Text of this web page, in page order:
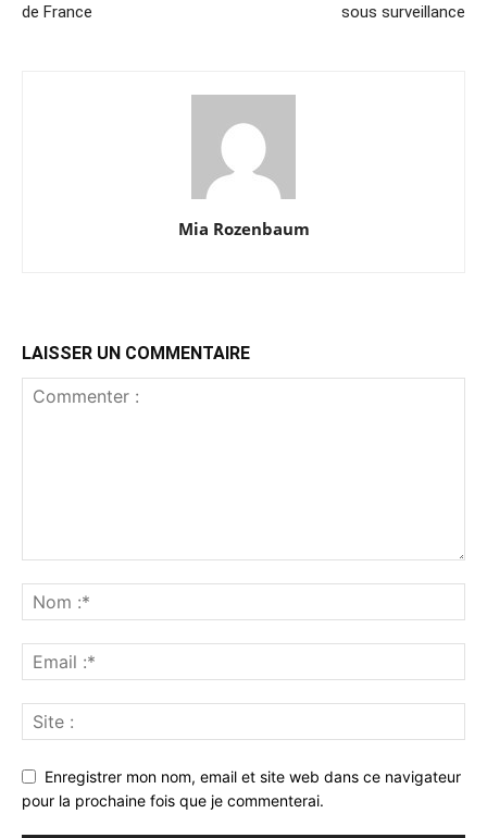
de France
sous surveillance
Mia Rozenbaum
LAISSER UN COMMENTAIRE
Enregistrer mon nom, email et site web dans ce navigateur
pour la prochaine fois que je commenterai.